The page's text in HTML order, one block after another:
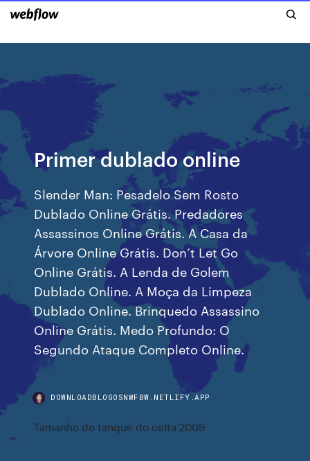
Primer dublado online
Slender Man: Pesadelo Sem Rosto
Dublado Online Grátis. Predadores
Assassinos Online Grátis. A Casa da
Árvore Online Grátis. Don’t Let Go
Online Grátis. A Lenda de Golem
Dublado Online. A Moça da Limpeza
Dublado Online. Brinquedo Assassino
Online Grátis. Medo Profundo: O
Segundo Ataque Completo Online.
DOWNLOADBLOGOSNWFBW.NETLIFY.APP
Tamanho do tanque do celta 2009